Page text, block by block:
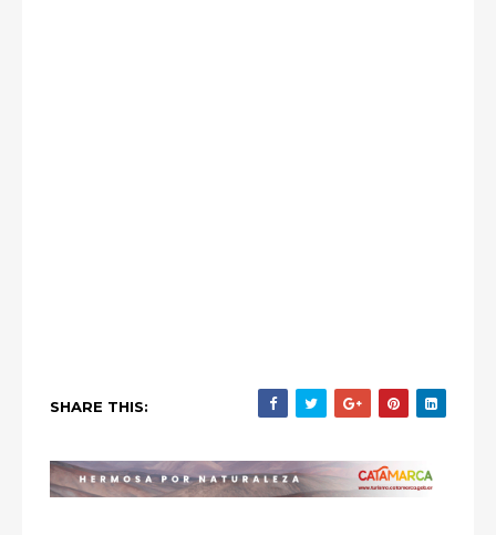
SHARE THIS: